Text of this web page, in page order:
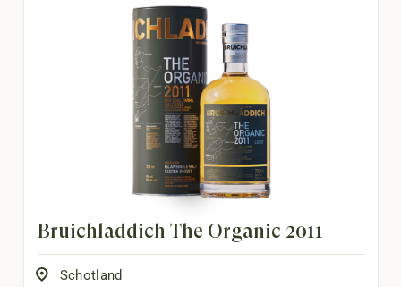
Bruichladdich The Organic 2011
Schotland